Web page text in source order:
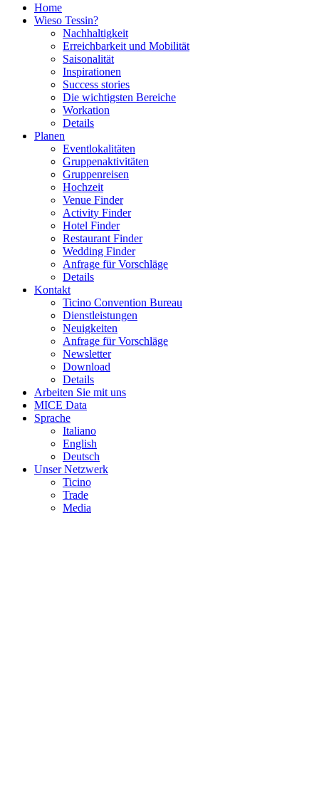
Home
Wieso Tessin?
Nachhaltigkeit
Erreichbarkeit und Mobilität
Saisonalität
Inspirationen
Success stories
Die wichtigsten Bereiche
Workation
Details
Planen
Eventlokalitäten
Gruppenaktivitäten
Gruppenreisen
Hochzeit
Venue Finder
Activity Finder
Hotel Finder
Restaurant Finder
Wedding Finder
Anfrage für Vorschläge
Details
Kontakt
Ticino Convention Bureau
Dienstleistungen
Neuigkeiten
Anfrage für Vorschläge
Newsletter
Download
Details
Arbeiten Sie mit uns
MICE Data
Sprache
Italiano
English
Deutsch
Unser Netzwerk
Ticino
Trade
Media